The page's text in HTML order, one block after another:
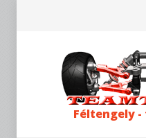
Féltengely -